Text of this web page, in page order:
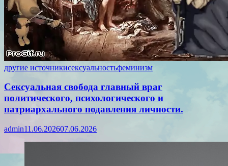
другие источникисексуальностьфеминизм
Сексуальная свобода главный враг
политического, психологического и
патриархального подавления личности.
admin11.06.202607.06.2026